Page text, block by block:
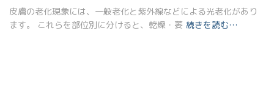
皮膚の老化現象には、一般老化と紫外線などによる光老化があり
ます。 これらを部位別に分けると、乾燥・萎 続きを読む…